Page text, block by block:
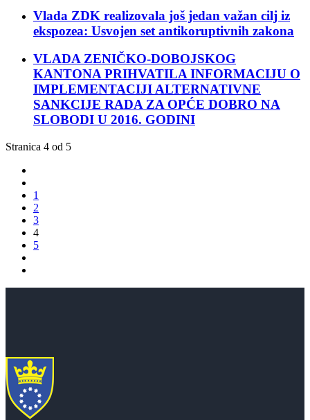
Vlada ZDK realizovala još jedan važan cilj iz
ekspozea: Usvojen set antikoruptivnih zakona
VLADA ZENIČKO-DOBOJSKOG
KANTONA PRIHVATILA INFORMACIJU O
IMPLEMENTACIJI ALTERNATIVNE
SANKCIJE RADA ZA OPĆE DOBRO NA
SLOBODI U 2016. GODINI
Stranica 4 od 5
1
2
3
4
5